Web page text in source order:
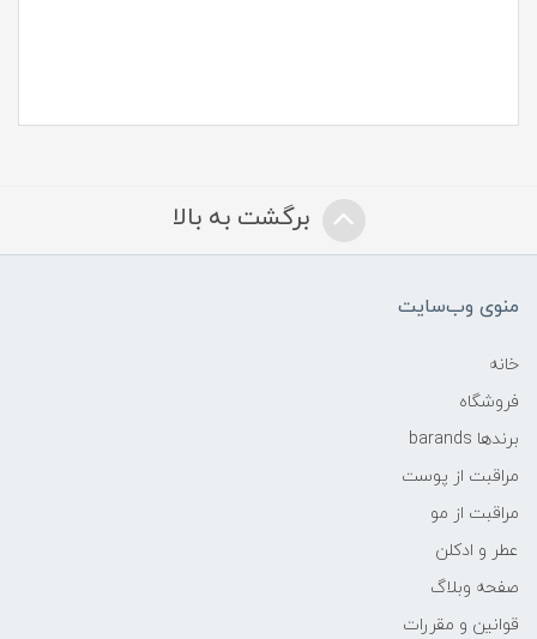
برگشت به بالا
منوی وب‌سایت
خانه
فروشگاه
برندها barands
مراقبت از پوست
مراقبت از مو
عطر و ادکلن
صفحه وبلاگ
قوانین و مقررات